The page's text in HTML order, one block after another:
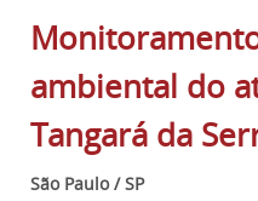
ambiental do
Tangará da
São Paulo / SP